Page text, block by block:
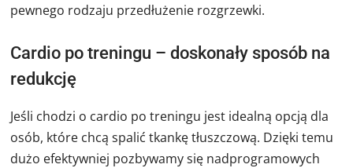
pewnego rodzaju przedłużenie rozgrzewki.
Cardio po treningu – doskonały sposób na
redukcję
Jeśli chodzi o cardio po treningu jest idealną opcją dla
osób, które chcą spalić tkankę tłuszczową. Dzięki temu
dużo efektywniej pozbywamy się nadprogramowych